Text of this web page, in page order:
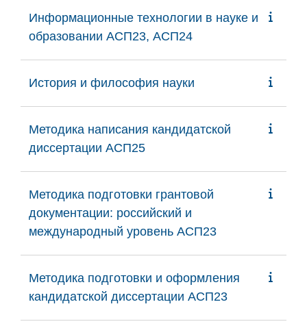
Информационные технологии в науке и
образовании АСП23, АСП24
История и философия науки
Методика написания кандидатской
диссертации АСП25
Методика подготовки грантовой
документации: российский и
международный уровень АСП23
Методика подготовки и оформления
кандидатской диссертации АСП23